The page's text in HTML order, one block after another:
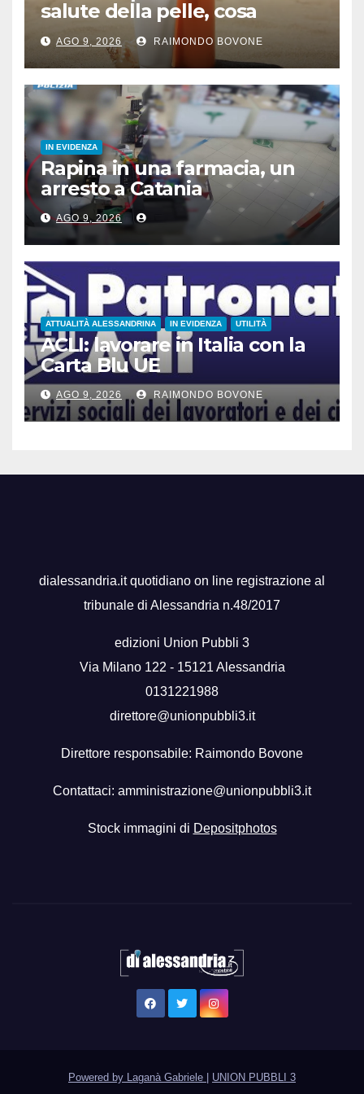
salute della pelle, cosa
dicono le evidenze
scientifiche
AGO 9, 2026 RAIMONDO BOVONE
IN EVIDENZA
Rapina in una farmacia, un
arresto a Catania
AGO 9, 2026
ATTUALITÀ ALESSANDRINA IN EVIDENZA UTILITÀ
ACLI: lavorare in Italia con la
Carta Blu UE
AGO 9, 2026 RAIMONDO BOVONE
dialessandria.it quotidiano on line registrazione al
tribunale di Alessandria n.48/2017
edizioni Union Pubbli 3
Via Milano 122 - 15121 Alessandria
0131221988
direttore@unionpubbli3.it
Direttore responsabile: Raimondo Bovone
Contattaci: amministrazione@unionpubbli3.it
Stock immagini di Depositphotos
Powered by Laganà Gabriele
UNION PUBBLI 3